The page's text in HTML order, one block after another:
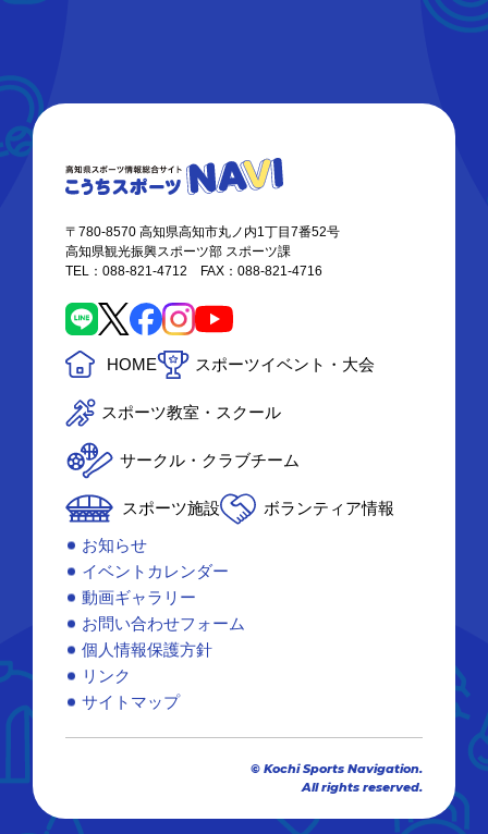
〒780-8570 高知県高知市丸ノ内1丁目7番52号
高知県観光振興スポーツ部 スポーツ課
TEL：088-821-4712 FAX：088-821-4716
HOME スポーツイベント・大会
スポーツ教室・スクール
サークル・クラブチーム
スポーツ施設
ボランティア情報
お知らせ
イベントカレンダー
動画ギャラリー
お問い合わせフォーム
個人情報保護方針
リンク
サイトマップ
© Kochi Sports Navigation.
All rights reserved.